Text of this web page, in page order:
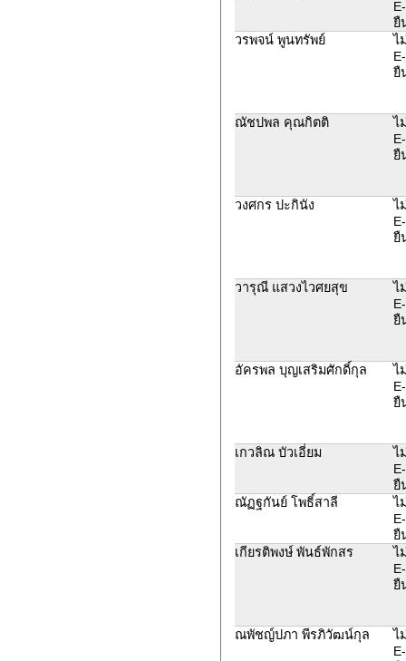
ยื
วรพจน์ พูนทรัพย์
ไ
ยื
ณัชปพล คุณกิตติ
ไ
ยื
วงศกร ปะกินัง
ไ
ยื
วารุณี แสวงไวศยสุข
ไ
ยื
อัครพล บุญเสริมศักดิ์กุล
ไ
ยื
เกวลิณ บัวเอี่ยม
ไ
ยื
ณัฏฐกันย์ โพธิ์สาลี
ไ
ยื
เกียรติพงษ์ พันธ์พักสร
ไ
ยื
ณพัชญ์ปภา พีรภิวัฒน์กุล
ไ